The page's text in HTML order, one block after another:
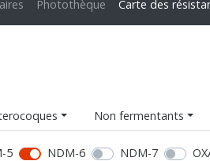
Photothèque Carte des
Non fermentants
5 NDM-6 NDM-7